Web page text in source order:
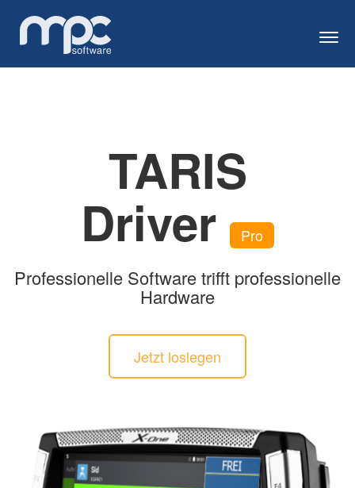
TARIS
Driver Pro
Professionelle Software trifft professionelle
Hardware
Jetzt loslegen